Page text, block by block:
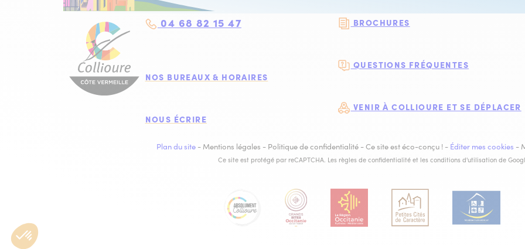
04 68 82 15 47
NOS BUREAUX & HORAIRES
NOUS ÉCRIRE
BROCHURES
QUESTIONS FRÉQUENTES
VENIR À COLLIOURE ET SE DÉPLACER
Plan du site - Mentions légales - Politique de confidentialité -Ce site est éco-conçu ! - Éditer mes cookies -
Ce site est protégé par reCAPTCHA. Les règles de confidentialitéet les conditions d'utilisationde